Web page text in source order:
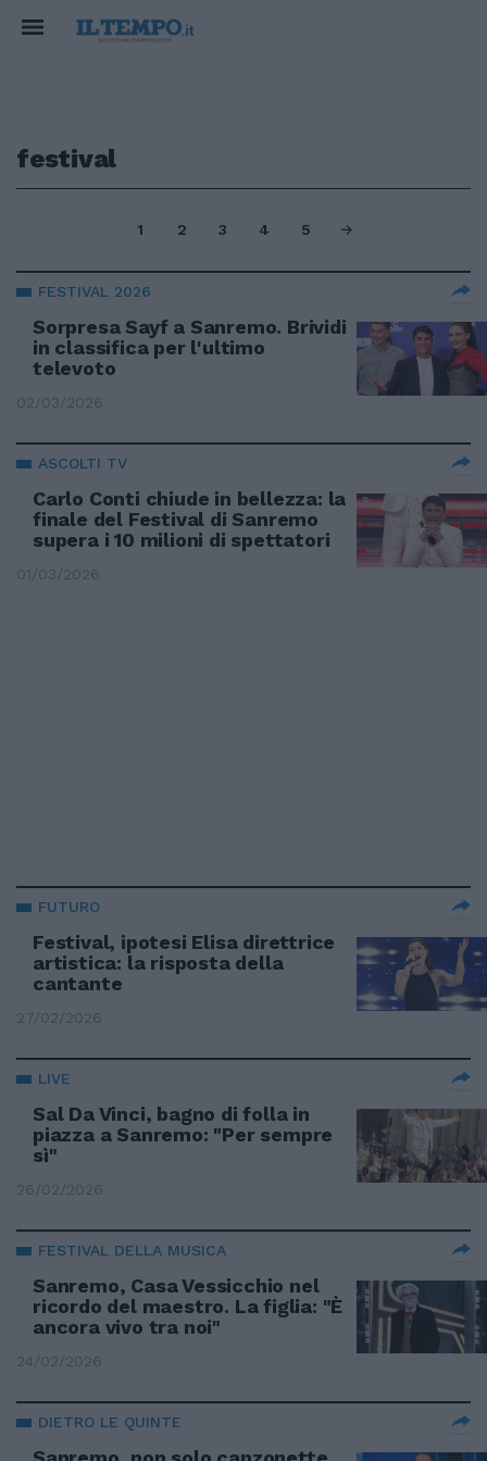
festival
1 2 3 4 5
FESTIVAL 2026
Sorpresa Sayf a Sanremo. Brividi
in classifica per l'ultimo
televoto
02/03/2026
ASCOLTI TV
Carlo Conti chiude in bellezza: la
finale del Festival di Sanremo
supera i 10 milioni di spettatori
01/03/2026
FUTURO
Festival, ipotesi Elisa direttrice
artistica: la risposta della
cantante
27/02/2026
LIVE
Sal Da Vinci, bagno di folla in
piazza a Sanremo: "Per sempre
sì"
26/02/2026
FESTIVAL DELLA MUSICA
Sanremo, Casa Vessicchio nel
ricordo del maestro. La figlia: "È
ancora vivo tra noi"
24/02/2026
DIETRO LE QUINTE